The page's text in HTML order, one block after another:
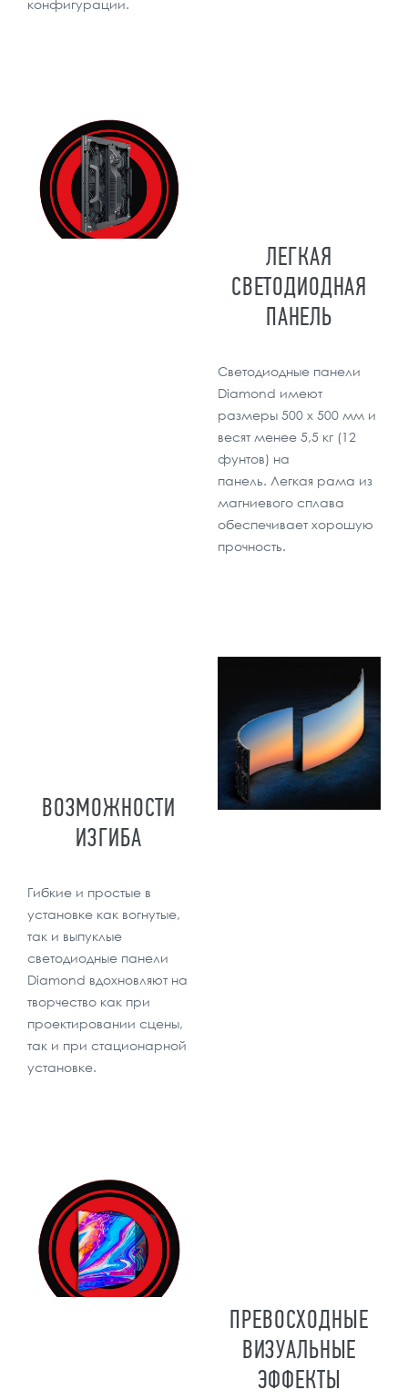
конфигурации.
ЛЕГКАЯ
СВЕТОДИОДНАЯ
ПАНЕЛЬ
Светодиодные панели
Diamond имеют
размеры 500 x 500 мм и
весят менее 5,5 кг (12
фунтов) на
панель. Легкая рама из
магниевого сплава
обеспечивает хорошую
прочность.
ВОЗМОЖНОСТИ
ИЗГИБА
Гибкие и простые в
установке как вогнутые,
так и выпуклые
светодиодные панели
Diamond вдохновляют на
творчество как при
проектировании сцены,
так и при стационарной
установке.
ПРЕВОСХОДНЫЕ
ВИЗУАЛЬНЫЕ
ЭФФЕКТЫ